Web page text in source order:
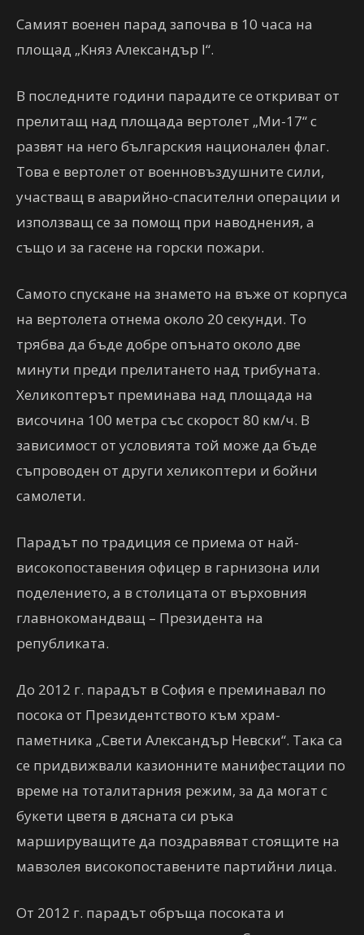
Самият военен парад започва в 10 часа на
площад „Княз Александър І“.
В последните години парадите се откриват от
прелитащ над площада вертолет „Ми-17“ с
развят на него българския национален флаг.
Това е вертолет от военновъздушните сили,
участващ в аварийно-спасителни операции и
използващ се за помощ при наводнения, а
също и за гасене на горски пожари.
Самото спускане на знамето на въже от корпуса
на вертолета отнема около 20 секунди. То
трябва да бъде добре опънато около две
минути преди прелитането над трибуната.
Хеликоптерът преминава над площада на
височина 100 метра със скорост 80 км/ч. В
зависимост от условията той може да бъде
съпроводен от други хеликоптери и бойни
самолети.
Парадът по традиция се приема от най-
високопоставения офицер в гарнизона или
поделението, а в столицата от върховния
главнокомандващ – Президента на
републиката.
До 2012 г. парадът в София е преминавал по
посока от Президентството към храм-
паметника „Свети Александър Невски“. Така са
се придвижвали казионните манифестации по
време на тоталитарния режим, за да могат с
букети цветя в дясната си ръка
маршируващите да поздравяват стоящите на
мавзолея високопоставените партийни лица.
От 2012 г. парадът обръща посоката и